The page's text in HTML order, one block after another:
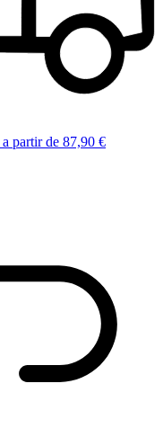
a partir de 87,90 €